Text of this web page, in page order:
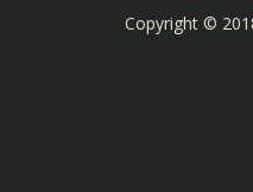
Copyright ©